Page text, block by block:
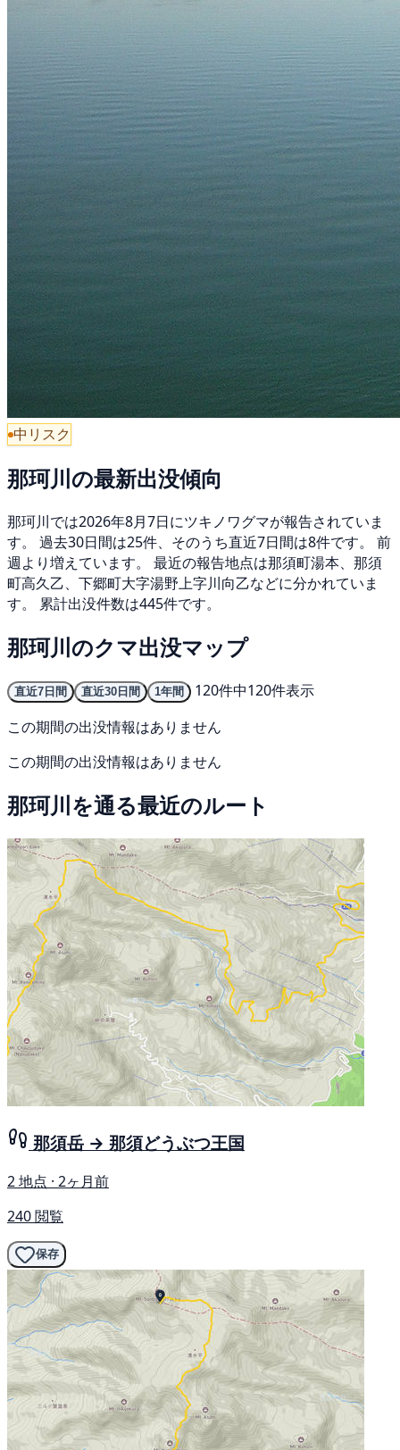
中リスク
那珂川の最新出没傾向
那珂川では2026年8月7日にツキノワグマが報告されていま
す。 過去30日間は25件、そのうち直近7日間は8件です。 前
週より増えています。 最近の報告地点は那須町湯本、那須
町高久乙、下郷町大字湯野上字川向乙などに分かれていま
す。 累計出没件数は445件です。
那珂川のクマ出没マップ
直近7日間 直近30日間 1年間
120件中120件表示
この期間の出没情報はありません
この期間の出没情報はありません
那珂川を通る最近のルート
那須岳 → 那須どうぶつ王国
2 地点 · 2ヶ月前
240 閲覧
保存